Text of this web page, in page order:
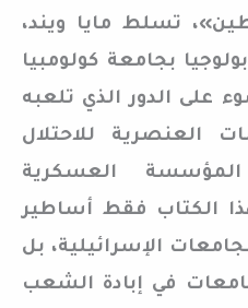
تسلط مايا ويند،
بجامعة كولومبيا
على الدور الذي تلعبه
للاحتلال
العسكرية
الكتاب فقط أساطير
الإسرائيلية، بل
في إبادة الشعب